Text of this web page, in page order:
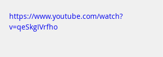
https://www.youtube.com/watch?
v=qeSkgIVrfho